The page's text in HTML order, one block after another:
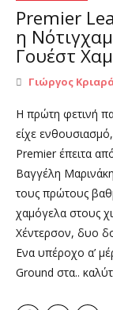
Premier
η
Γουέστ Χαμ
Γιώργος
Η πρώτη φετινή
είχε
Premier έπειτα
Βαγγέλη
τους πρώτους
χαμόγελα στους
Χέντερσον, δυο
Ενα υπέροχο α’
Ground στα..